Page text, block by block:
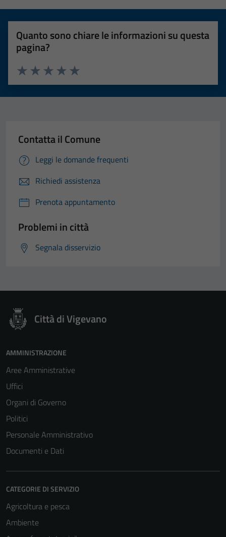
Quanto sono chiare le informazioni su questa
pagina?
Valuta 5 stelle su 5
Valuta 4 stelle su 5
Valuta 3 stelle su 5
Valuta 2 stelle su 5
Valuta 1 stelle su 5
Contatta il Comune
Leggi le domande frequenti
Richiedi assistenza
Prenota appuntamento
Problemi in città
Segnala disservizio
Città di Vigevano
AMMINISTRAZIONE
Aree Amministrative
Uffici
Organi di Governo
Politici
Personale Amministrativo
Documenti e Dati
CATEGORIE DI SERVIZIO
Agricoltura e pesca
Ambiente